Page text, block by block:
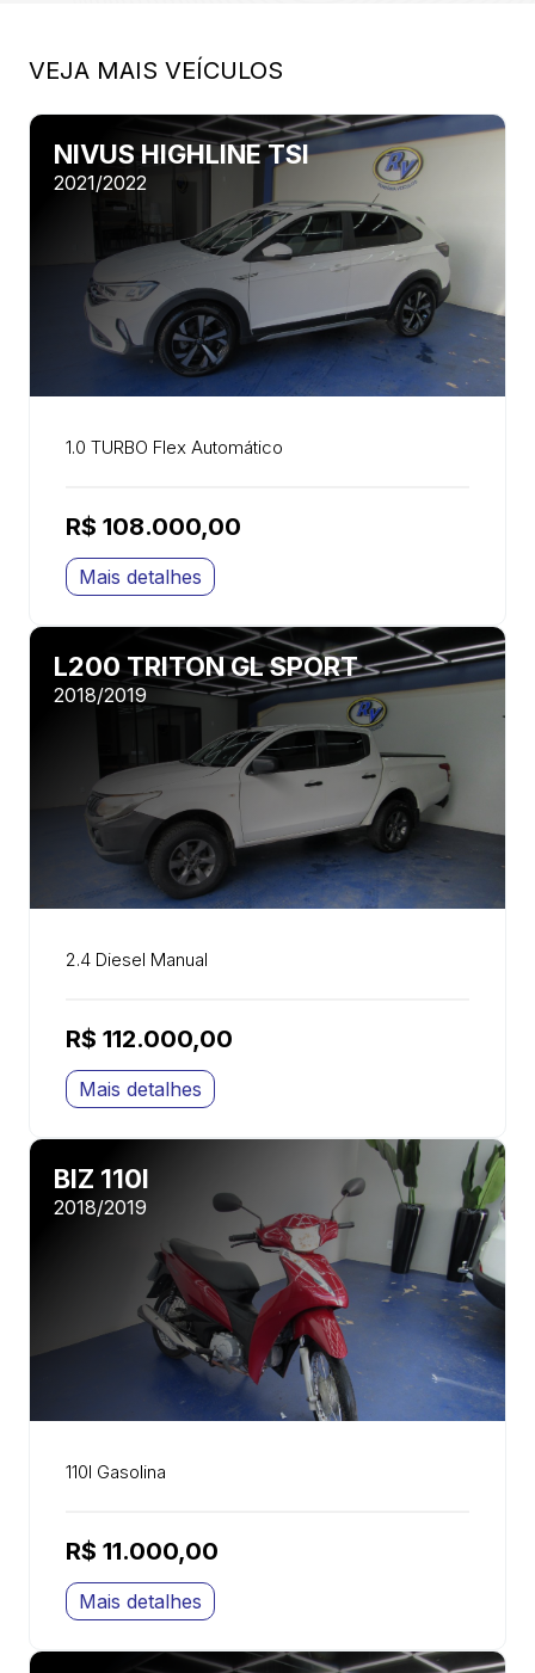
VEJA MAIS VEÍCULOS
NIVUS HIGHLINE TSI
2021/2022
1.0 TURBO Flex Automático
R$ 108.000,00
Mais detalhes
L200 TRITON GL SPORT
2018/2019
2.4 Diesel Manual
R$ 112.000,00
Mais detalhes
BIZ 110I
2018/2019
110I Gasolina
R$ 11.000,00
Mais detalhes